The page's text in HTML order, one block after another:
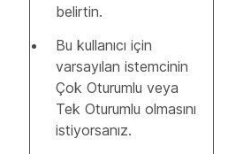
belirtin.
Bu kullanıcı için
varsayılan istemcinin
Çok Oturumlu veya
Tek Oturumlu olmasını
istiyorsanız.